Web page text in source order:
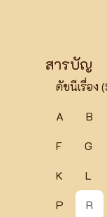
สารบัญ
ดัชนีเรื่อง
A
B
F
G
K
L
P
R